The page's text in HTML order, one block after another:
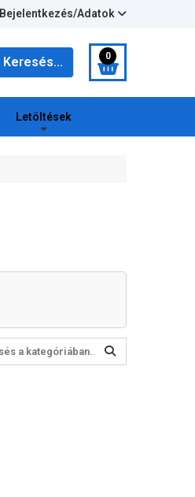
Bejelentkezés/Adatok
Keresés... 0
Letöltések